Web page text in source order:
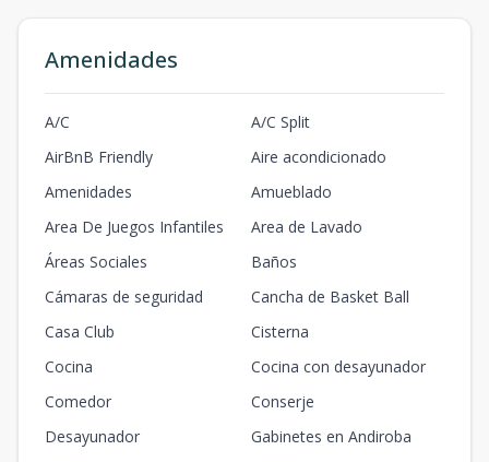
Amenidades
A/C
A/C Split
AirBnB Friendly
Aire acondicionado
Amenidades
Amueblado
Area De Juegos Infantiles
Area de Lavado
Áreas Sociales
Baños
Cámaras de seguridad
Cancha de Basket Ball
Casa Club
Cisterna
Cocina
Cocina con desayunador
Comedor
Conserje
Desayunador
Gabinetes en Andiroba